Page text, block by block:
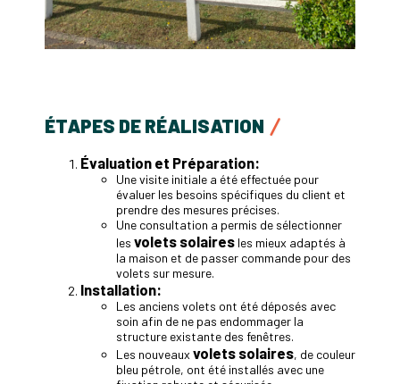
ÉTAPES DE RÉALISATION
Évaluation et Préparation:
Une visite initiale a été effectuée pour
évaluer les besoins spécifiques du client et
prendre des mesures précises.
Une consultation a permis de sélectionner
les volets solaires les mieux adaptés à
la maison et de passer commande pour des
volets sur mesure.
Installation:
Les anciens volets ont été déposés avec
soin afin de ne pas endommager la
structure existante des fenêtres.
Les nouveaux volets solaires, de couleur
bleu pétrole, ont été installés avec une